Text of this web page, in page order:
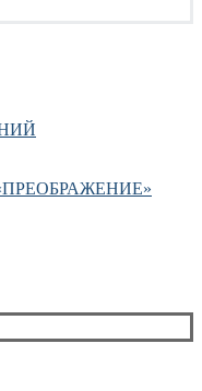
«ПРЕОБРАЖЕНИЕ»